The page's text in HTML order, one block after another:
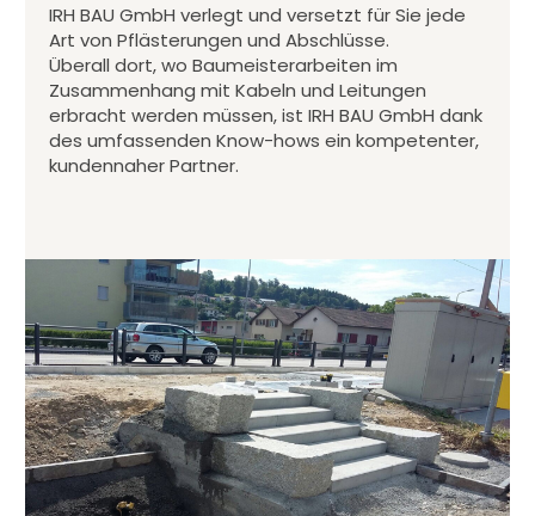
IRH BAU GmbH verlegt und versetzt für Sie jede
Art von Pflästerungen und Abschlüsse.
Überall dort, wo Baumeisterarbeiten im
Zusammenhang mit Kabeln und Leitungen
erbracht werden müssen, ist IRH BAU GmbH dank
des umfassenden Know-hows ein kompetenter,
kundennaher Partner.